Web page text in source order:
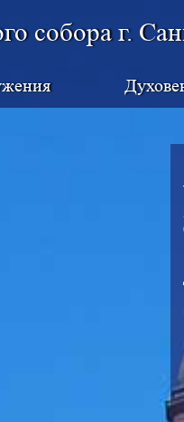
собора г.